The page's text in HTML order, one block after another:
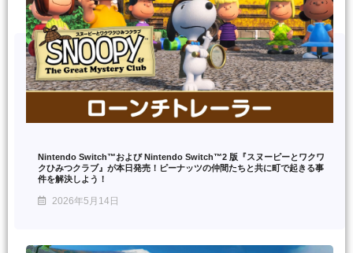
Nintendo Switch™および Nintendo Switch™2 版『スヌーピーとワクワ
クひみつクラブ』が本日発売！ピーナッツの仲間たちと共に町で起きる事
件を解決しよう！
2026年5月14日